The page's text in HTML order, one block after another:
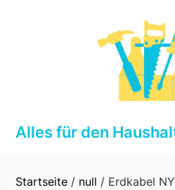
Alles für den
Startseite / null / Erdkabel